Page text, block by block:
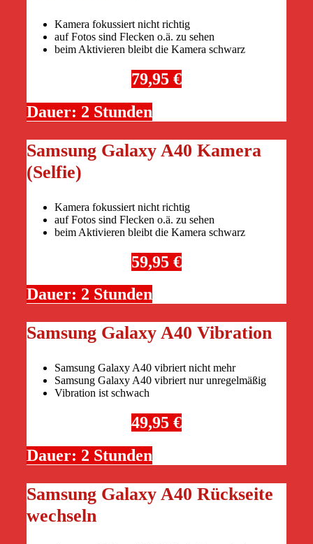
Kamera fokussiert nicht richtig
auf Fotos sind Flecken o.ä. zu sehen
beim Aktivieren bleibt die Kamera schwarz
79,95 €
Dauer: 2 Stunden
Samsung Galaxy A40 Kamera
(Selfie)
Kamera fokussiert nicht richtig
auf Fotos sind Flecken o.ä. zu sehen
beim Aktivieren bleibt die Kamera schwarz
59,95 €
Dauer: 2 Stunden
Samsung Galaxy A40 Vibration
Samsung Galaxy A40 vibriert nicht mehr
Samsung Galaxy A40 vibriert nur unregelmäßig
Vibration ist schwach
49,95 €
Dauer: 2 Stunden
Samsung Galaxy A40 Rückseite
wechseln